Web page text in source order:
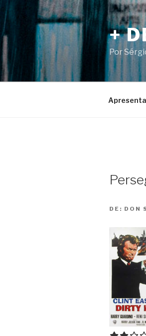
para
o
conteúdo
+
Por
DE: DON